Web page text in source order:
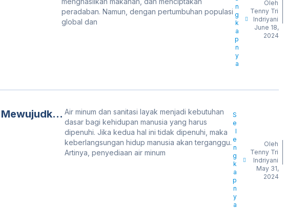
Pengelolaa
peradaban. Namun, dengan pertumbuhan populasi
global dan
n
g
k
a
p
n
y
a
Oleh
Tenny Tri
Indriyani
June 18,
2024
Mewujudkan Air minum dan sanitasi layak menjadi kebutuhan
dasar bagi kehidupan manusia yang harus
dipenuhi. Jika kedua hal ini tidak dipenuhi, maka
keberlangsungan hidup manusia akan terganggu.
Artinya, penyediaan air minum
S
e
l
e
n
g
k
a
p
n
y
a
Oleh
Tenny Tri
Indriyani
May 31,
2024